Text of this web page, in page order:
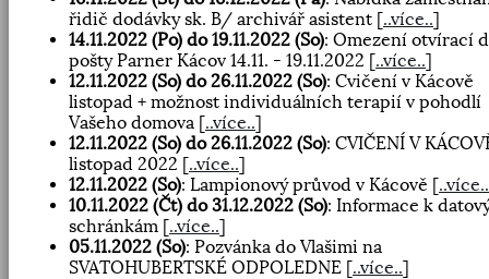
řidič dodávky sk. B/ archivář asistent [..více..]
14.11.2022 (Po) do 19.11.2022 (So): Omezení otvírací
pošty Parner Kácov 14.11. - 19.11.2022 [..více..]
12.11.2022 (So) do 26.11.2022 (So): Cvičení v Kácově
listopad + možnost individuálních terapií v pohodlí
Vašeho domova [..více..]
12.11.2022 (So) do 26.11.2022 (So): CVIČENÍ V
listopad 2022 [..více..]
12.11.2022 (So): Lampionový průvod v Kácově [..více..
10.11.2022 (Čt) do 31.12.2022 (So): Informace k
schránkám [..více..]
05.11.2022 (So): Pozvánka do Vlašimi na
SVATOHUBERTSKÉ ODPOLEDNE [..více..]